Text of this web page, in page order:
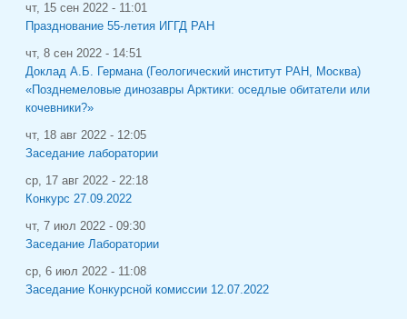
чт, 15 сен 2022 - 11:01
Празднование 55-летия ИГГД РАН
чт, 8 сен 2022 - 14:51
Доклад А.Б. Германа (Геологический институт РАН, Москва)
«Позднемеловые динозавры Арктики: оседлые обитатели или
кочевники?»
чт, 18 авг 2022 - 12:05
Заседание лаборатории
ср, 17 авг 2022 - 22:18
Конкурс 27.09.2022
чт, 7 июл 2022 - 09:30
Заседание Лаборатории
ср, 6 июл 2022 - 11:08
Заседание Конкурсной комиссии 12.07.2022